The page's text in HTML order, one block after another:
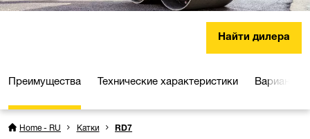
Найти дилера
Преимущества Технические характеристики Варианты
Home - RU Катки RD7